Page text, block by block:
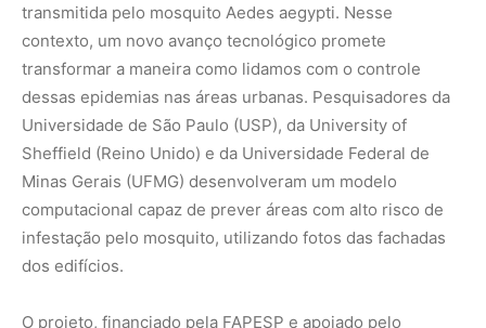
transmitida pelo mosquito Aedes aegypti. Nesse
contexto, um novo avanço tecnológico promete
transformar a maneira como lidamos com o controle
dessas epidemias nas áreas urbanas. Pesquisadores da
Universidade de São Paulo (USP), da University of
Sheffield (Reino Unido) e da Universidade Federal de
Minas Gerais (UFMG) desenvolveram um modelo
computacional capaz de prever áreas com alto risco de
infestação pelo mosquito, utilizando fotos das fachadas
dos edifícios.
O projeto, financiado pela FAPESP e apoiado pelo